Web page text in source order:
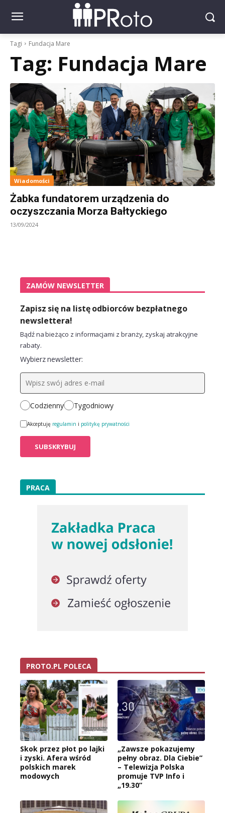
Tagi Fundacja Mare
Tag: Fundacja Mare
Wiadomości
Żabka fundatorem urządzenia do
oczyszczania Morza Bałtyckiego
13/09/2024
ZAMÓW NEWSLETTER
Zapisz się na listę odbiorców bezpłatnego
newslettera!
Bądź na bieżąco z informacjami z branży, zyskaj atrakcyjne
rabaty.
Wybierz newsletter:
Codzienny Tygodniowy
Akceptuję regulamin i politykę prywatności
PRACA
PROTO.PL POLECA
Skok przez płot po lajki
i zyski. Afera wśród
polskich marek
modowych
„Zawsze pokazujemy
pełny obraz. Dla Ciebie”
– Telewizja Polska
promuje TVP Info i
„19.30”